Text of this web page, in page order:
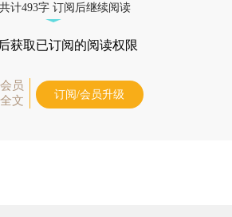
计493字 订阅后继续阅读
后获取已订阅的阅读权限
员
文
订阅/会员升级